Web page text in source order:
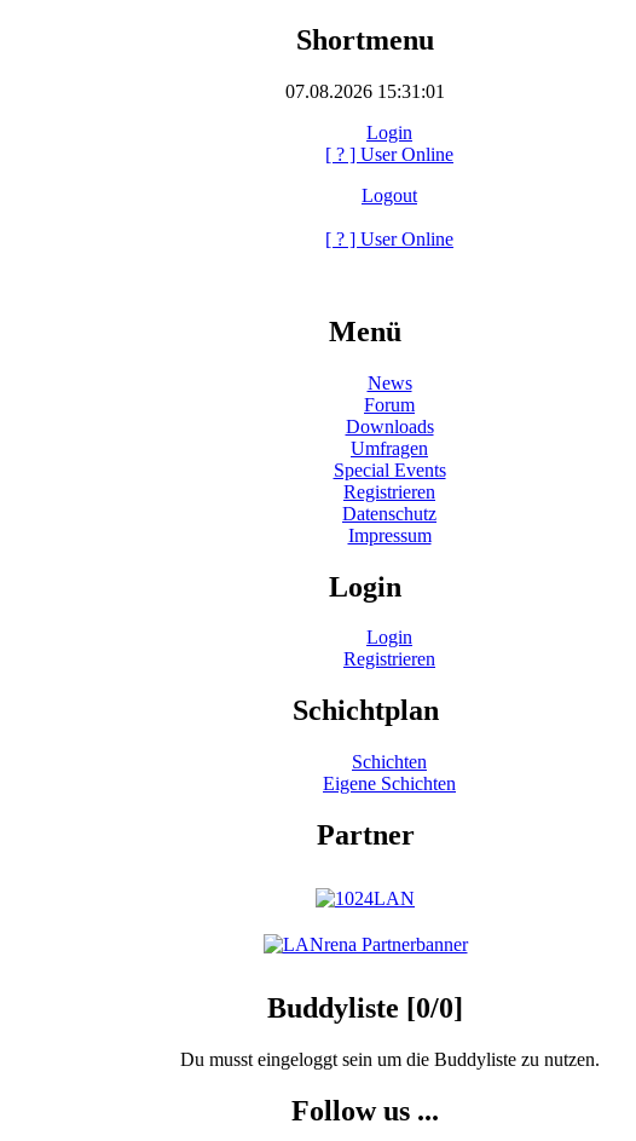
Shortmenu
07.08.2026 15:31:01
Login
[ ? ] User Online
Logout
[ ? ] User Online
Menü
News
Forum
Downloads
Umfragen
Special Events
Registrieren
Datenschutz
Impressum
Login
Login
Registrieren
Schichtplan
Schichten
Eigene Schichten
Partner
Buddyliste [0/0]
Du musst eingeloggt sein um die Buddyliste zu nutzen.
Follow us ...